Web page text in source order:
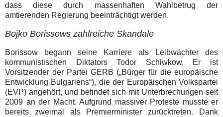
dass diese durch massenhaften Wahlbetrug der
amtierenden Regierung beeinträchtigt werden.
Bojko Borissows zahlreiche Skandale
Borissow begann seine Karriere als Leibwächter des
kommunistischen Diktators Todor Schiwkow. Er ist
Vorsitzender der Partei GERB („Bürger für die europäische
Entwicklung Bulgariens“), die der Europäischen Volkspartei
(EVP) angehört, und befindet sich mit Unterbrechungen seit
2009 an der Macht. Aufgrund massiver Proteste musste er
bereits zweimal als Premierminister zurücktreten. Dank